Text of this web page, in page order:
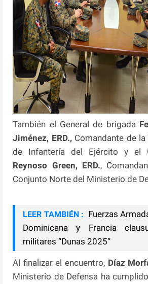
También el General de brigada
Jiménez, ERD., Comandante de
de Infantería del Ejército y el
Reynoso Green, ERD.,
Conjunto Norte del Ministerio de
LEER TAMBIÉN : Fuerzas
Dominicana y Francia
militares “Dunas 2025”
Al finalizar el encuentro, Díaz
Ministerio de Defensa ha